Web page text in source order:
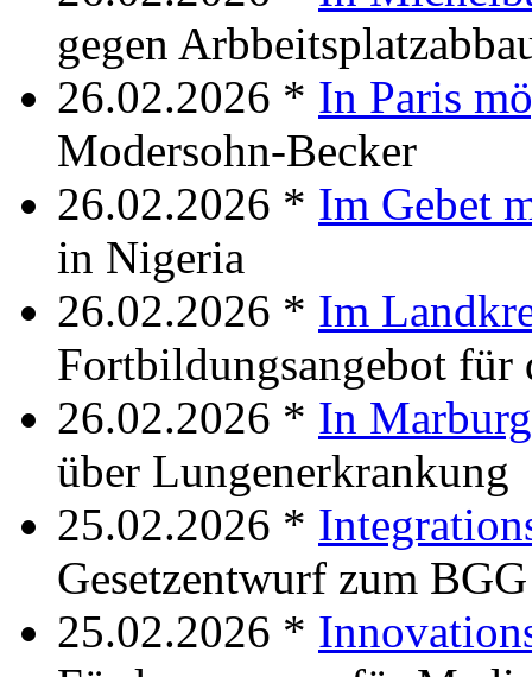
gegen
26.02.2026 * In Paris
Modersohn-Becker
26.02.2026 * Im Gebet
in Nigeria
26.02.2026 * Im
Fortbildungsangebot für
26.02.2026 * In
über Lungenerkrankung
25.02.2026 *
Gesetzentwurf zum BGG
25.02.2026 *